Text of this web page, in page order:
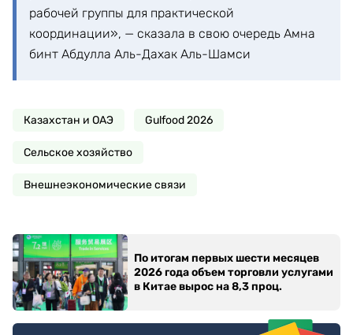
рабочей группы для практической
координации», — сказала в свою очередь Амна
бинт Абдулла Аль-Дахак Аль-Шамси
Казахстан и ОАЭ Gulfood 2026
Сельское хозяйство
Внешнеэкономические связи
По итогам первых шести месяцев
2026 года объем торговли услугами
в Китае вырос на 8,3 проц.